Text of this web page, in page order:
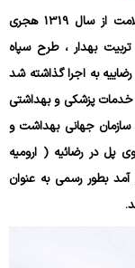
به علت توزیع ناعادلانه دسترسی به خدمات اولیه سلامت از سال 1319 هجری
طرح تربیت بهدار ، طرح سپاه
به اجرا گذاشته شد
خدمات پزشکی و بهداشتی
سازمان جهانی بهداشت و
پل در رضائیه ( ارومیه
غربی در سال 1351 به اجرا در آمد بطور رسمی به عنوان